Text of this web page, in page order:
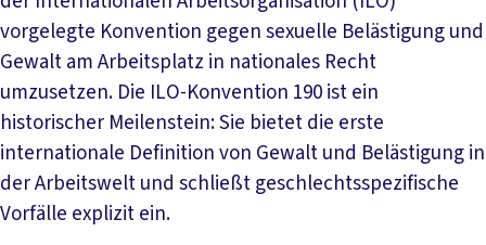
vorgelegte Konvention gegen sexuelle Belästigung und
Gewalt am Arbeitsplatz in nationales Recht
umzusetzen. Die ILO-Konvention 190 ist ein
historischer Meilenstein: Sie bietet die erste
internationale Definition von Gewalt und Belästigung in
der Arbeitswelt und schließt geschlechtsspezifische
Vorfälle explizit ein.